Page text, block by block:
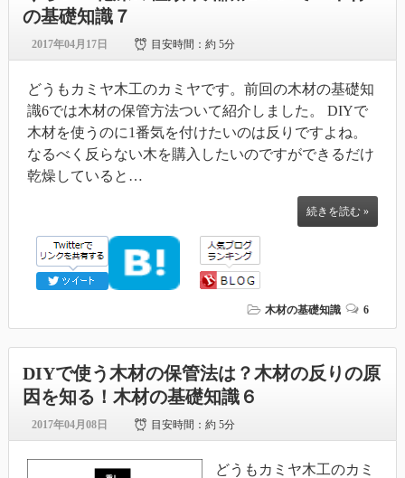
の基礎知識７
2017年04月17日 目安時間：約 5分
どうもカミヤ木工のカミヤです。前回の木材の基礎知
識6では木材の保管方法ついて紹介しました。 DIYで
木材を使うのに1番気を付けたいのは反りですよね。
なるべく反らない木を購入したいのですができるだけ
乾燥していると…
続きを読む »
木材の基礎知識 6
DIYで使う木材の保管法は？木材の反りの原
因を知る！木材の基礎知識６
2017年04月08日 目安時間：約 5分
どうもカミヤ木工のカミ